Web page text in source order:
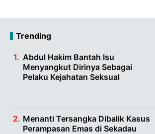
Trending
Abdul Hakim Bantah Isu
Menyangkut Dirinya Sebagai
Pelaku Kejahatan Seksual
Menanti Tersangka Dibalik Kasus
Perampasan Emas di Sekadau